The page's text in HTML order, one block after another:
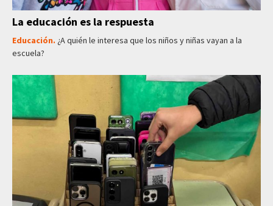
La educación es la respuesta
Educación. ¿A quién le interesa que los niños y niñas vayan a la
escuela?